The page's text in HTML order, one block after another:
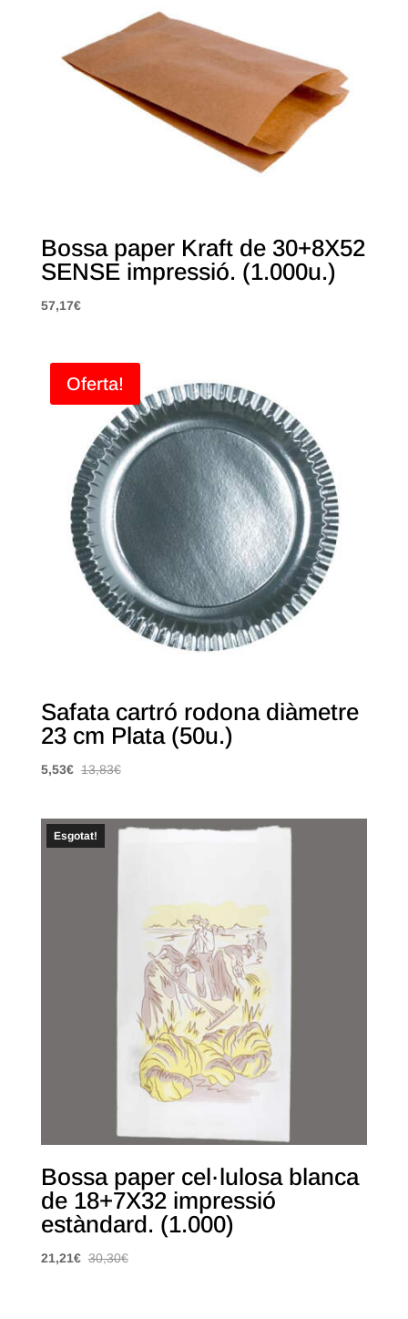
Bossa paper Kraft de 30+8X52
SENSE impressió. (1.000u.)
57,17€
Oferta!
Safata cartró rodona diàmetre
23 cm Plata (50u.)
5,53€ 13,83€
Esgotat!
Bossa paper cel·lulosa blanca
de 18+7X32 impressió
estàndard. (1.000)
21,21€ 30,30€